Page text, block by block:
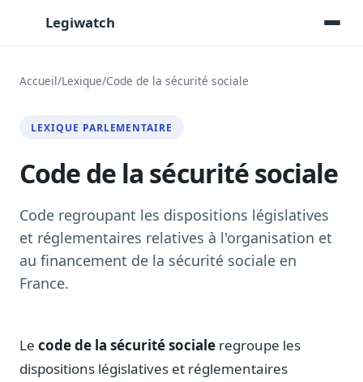
Legiwatch
Posez vos questions, réponses sourcées
Transcriptions IA
Toutes les séances AN/Sénat transcrites
Synthèses IA
Résumés automatiques des dossiers longs
Veille des matinales radio
Exports & livrables
Notes, briefings, tableaux de bord
Accueil/Lexique/Code de la sécurité sociale
LEXIQUE PARLEMENTAIRE
Code de la sécurité sociale
Code regroupant les dispositions législatives
et réglementaires relatives à l'organisation et
au financement de la sécurité sociale en
France.
Le code de la sécurité sociale regroupe les
dispositions législatives et réglementaires